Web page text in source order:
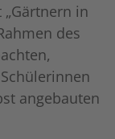
in
des
angebauten